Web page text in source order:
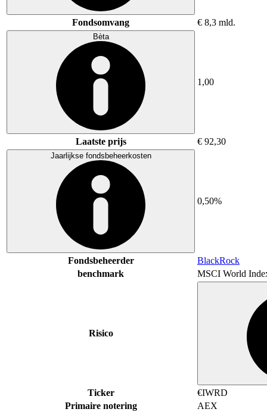
Fondsomvang € 8,3 mld.
Bèta
1,00
Laatste prijs € 92,30
Jaarlijkse fondsbeheerkosten
0,50%
Fondsbeheerder
BlackRock
benchmark
MSCI World
Risico
Ticker
€IWRD
Primaire notering
AEX